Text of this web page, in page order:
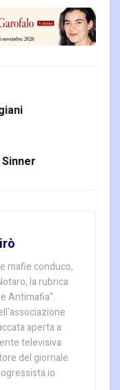
mafie conduco,
la rubrica
Antimafia".
aperta a
televisiva
del giornale